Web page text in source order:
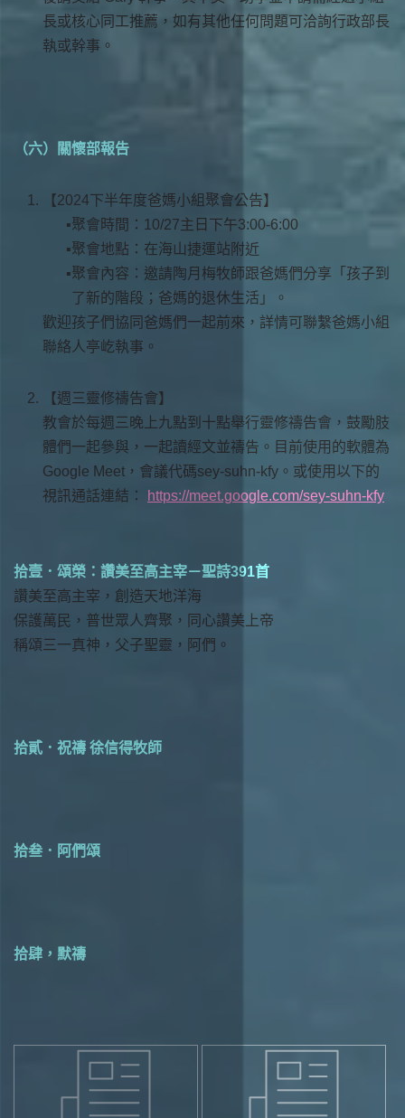
長或核心同工推薦，如有其他任何問題可洽詢行政部長
執或幹事。
（六）關懷部報告
【2024下半年度爸媽小組聚會公告】
聚會時間：10/27主日下午3:00-6:00
聚會地點：在海山捷運站附近
聚會內容：邀請陶月梅牧師跟爸媽們分享「孩子到
了新的階段；爸媽的退休生活」。
歡迎孩子們協同爸媽們一起前來，詳情可聯繫爸媽小組
聯絡人亭屹執事。
【週三靈修禱告會】
教會於每週三晚上九點到十點舉行靈修禱告會，鼓勵肢
體們一起參與，一起讀經文並禱告。目前使用的軟體為
Google Meet，會議代碼sey-suhn-kfy。或使用以下的
視訊通話連結：
https://meet.google.com/sey-suhn-kfy
拾壹．頌榮：讚美至高主宰－聖詩391首
讚美至高主宰，創造天地洋海
保護萬民，普世眾人齊聚，同心讚美上帝
稱頌三一真神，父子聖靈，阿們。
拾貳．祝禱 徐信得牧師
拾叁．阿們頌
拾肆，默禱